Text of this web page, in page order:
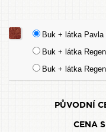
Buk + látka
Buk + látka
Buk + látka
PŮVODNÍ
CENA